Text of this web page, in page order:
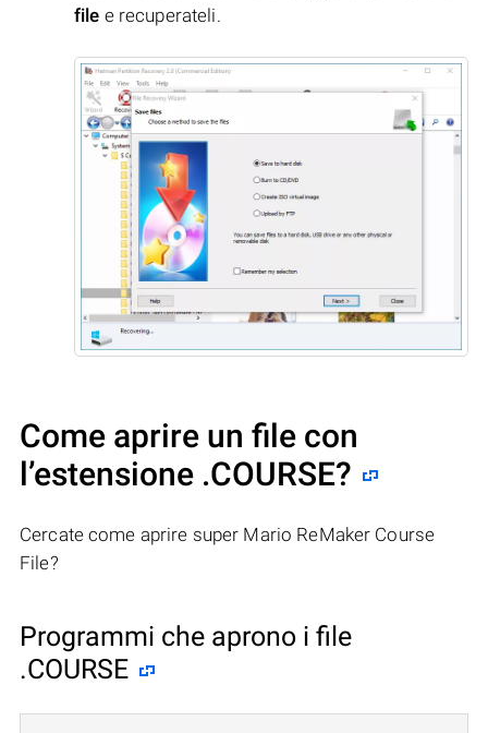
file e recuperateli.
Come aprire un file con
l’estensione .COURSE?
Cercate come aprire super Mario ReMaker Course
File?
Programmi che aprono i file
.COURSE